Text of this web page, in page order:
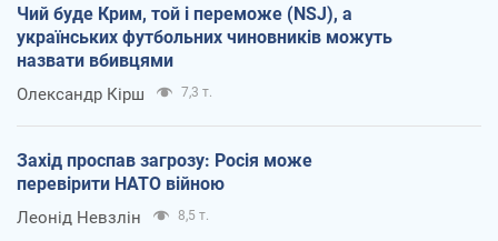
Чий буде Крим, той і переможе (NSJ), а
українських футбольних чиновників можуть
назвати вбивцями
Олександр Кірш 7,3 т.
Захід проспав загрозу: Росія може
перевірити НАТО війною
Леонід Невзлін 8,5 т.